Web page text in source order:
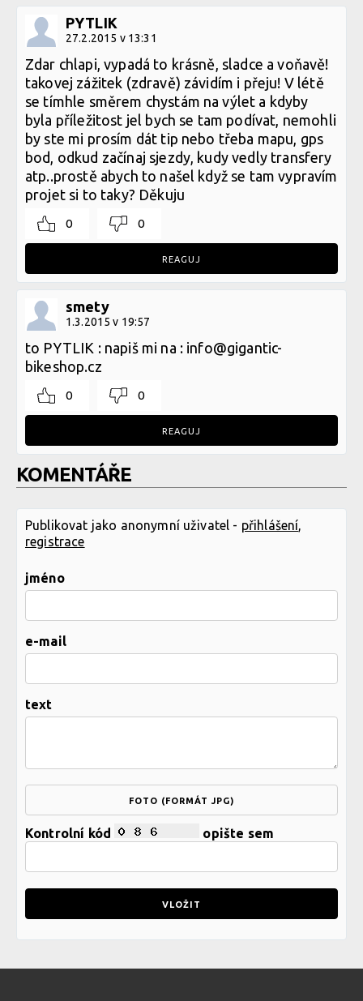
PYTLIK
27.2.2015 v 13:31
Zdar chlapi, vypadá to krásně, sladce a voňavě!
takovej zážitek (zdravě) závidím i přeju! V létě
se tímhle směrem chystám na výlet a kdyby
byla příležitost jel bych se tam podívat, nemohli
by ste mi prosím dát tip nebo třeba mapu, gps
bod, odkud začínaj sjezdy, kudy vedly transfery
atp..prostě abych to našel když se tam vypravím
projet si to taky? Děkuju
0 0
REAGUJ
smety
1.3.2015 v 19:57
to PYTLIK : napiš mi na : info@gigantic-
bikeshop.cz
0 0
REAGUJ
KOMENTÁŘE
Publikovat jako anonymní uživatel - přihlášení,
registrace
jméno
e-mail
text
FOTO (FORMÁT JPG)
Kontrolní kód opište sem